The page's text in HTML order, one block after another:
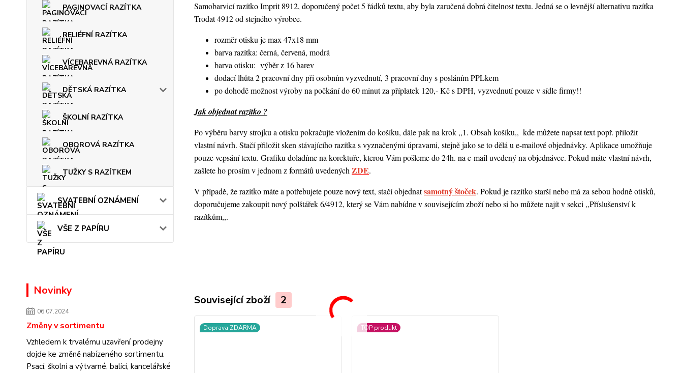
PAGINOVACÍ RAZÍTKA
RELIÉFNÍ RAZÍTKA
VÍCEBAREVNÁ RAZÍTKA
DĚTSKÁ RAZÍTKA
ŠKOLNÍ RAZÍTKA
OBOROVÁ RAZÍTKA
TUŽKY S RAZÍTKEM
SVATEBNÍ OZNÁMENÍ
VŠE Z PAPÍRU
Novinky
06.07.2024
Změny v sortimentu
Vzhledem k trvalému uzavření prodejny
dojde ke změně nabízeného sortimentu.
Psací, školní a výtvarné, balící, kancelářské
Samobarvicí razítko Imprit 8912, doporučený počet 5 řádků textu, aby byla zaručená dobrá čitelnost textu. Jedná se o levnější alternativu razítka
Trodat 4912 od stejného výrobce.
rozměr otisku je max 47x18 mm
barva razítka: černá, červená, modrá
barva otisku: výběr z 16 barev
dodací lhůta 2 pracovní dny při osobním vyzvednutí, 3 pracovní dny s posláním PPLkem
po dohodě možnost výroby na počkání do 60 minut za příplatek 120,- Kč s DPH, vyzvednutí pouze v sídle firmy!!
Jak objednat razítko ?
Po výběru barvy strojku a otisku pokračujte vložením do košíku, dále pak na krok ,,1. Obsah košíku,, kde můžete napsat text popř. přiložit
vlastní návrh. Stačí přiložit sken stávajícího razítka s vyznačenými úpravami, stejně jako se to dělá u e-mailové objednávky. Aplikace umožňuje
pouze vepsání textu. Grafiku doladíme na korektuře, kterou Vám pošleme do 24h. na e-mail uvedený na objednávce. Pokud máte vlastní návrh,
zašlete ho prosím v jednom z formátů uvedených ZDE.
V případě, že razítko máte a potřebujete pouze nový text, stačí objednatsamotný štoček. Pokud je razítko starší nebo má za sebou hodně otisků,
doporučujeme zakoupit nový polštářek 6/4912, který se Vám nabídne v souvisejícím zboží nebo si ho můžete najít v sekci ,,Příslušenství k
razítkům,,.
Související zboží 2
Doprava ZDARMA TOP produkt